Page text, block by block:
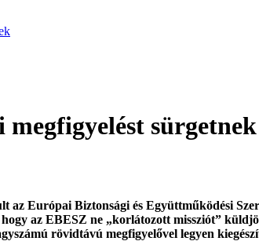
megfigyelést
az Európai Biztonsági és Együttműködési
az EBESZ ne „korlátozott missziót”
rövidtávú megfigyelővel legyen